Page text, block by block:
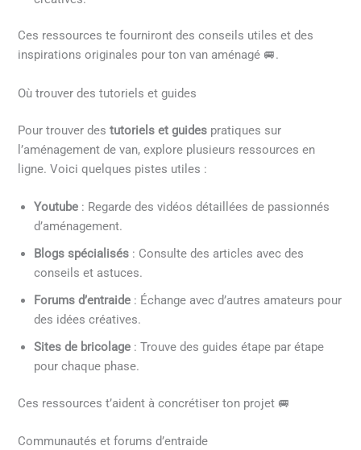
Ces ressources te fourniront des conseils utiles et des
inspirations originales pour ton van aménagé 🚐.
Où trouver des tutoriels et guides
Pour trouver destutoriels et guides pratiques sur
l’aménagement de van, explore plusieurs ressources en
ligne. Voici quelques pistes utiles :
Youtube : Regarde des vidéos détaillées de passionnés
d’aménagement.
Blogs spécialisés : Consulte des articles avec des
conseils et astuces.
Forums d’entraide : Échange avec d’autres amateurs pour
des idées créatives.
Sites de bricolage : Trouve des guides étape par étape
pour chaque phase.
Ces ressources t’aident à concrétiser ton projet 🚐
Communautés et forums d’entraide